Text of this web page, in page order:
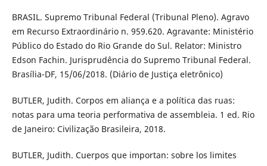
BRASIL. Supremo Tribunal Federal (Tribunal Pleno). Agravo
em Recurso Extraordinário n. 959.620. Agravante: Ministério
Público do Estado do Rio Grande do Sul. Relator: Ministro
Edson Fachin. Jurisprudência do Supremo Tribunal Federal.
Brasília-DF, 15/06/2018. (Diário de Justiça eletrônico)
BUTLER, Judith. Corpos em aliança e a política das ruas:
notas para uma teoria performativa de assembleia. 1 ed. Rio
de Janeiro: Civilização Brasileira, 2018.
BUTLER, Judith. Cuerpos que importan: sobre los limites